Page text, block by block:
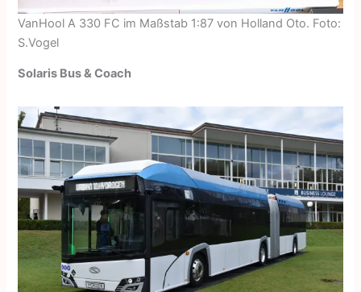
VanHool A 330 FC im Maßstab 1:87 von Holland Oto. Foto:
S.Vogel
Solaris Bus & Coach